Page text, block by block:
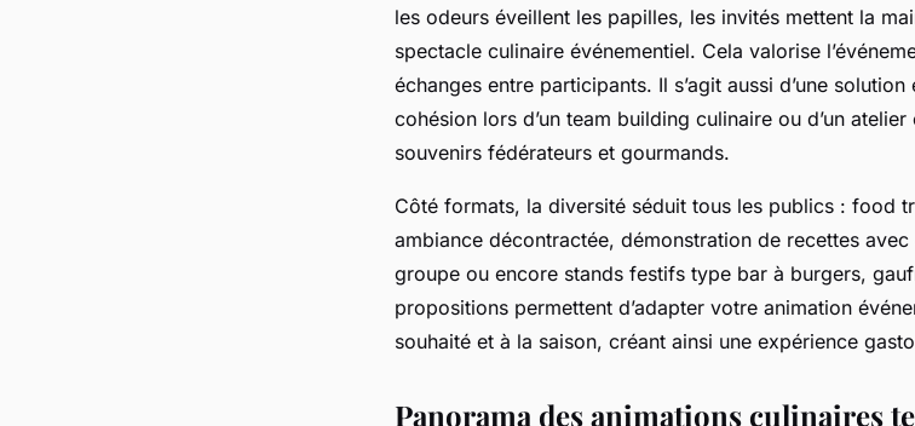
les odeurs éveillent les papilles, les invités mettent la
spectacle culinaire événementiel. Cela valorise
échanges entre participants. Il s’agit aussi d’une
cohésion lors d’un team building culinaire ou d’un
souvenirs fédérateurs et gourmands.
Côté formats, la diversité séduit tous les publics : food
ambiance décontractée, démonstration de recettes
groupe ou encore stands festifs type bar à burgers,
propositions permettent d’adapter votre animation
souhaité et à la saison, créant ainsi une expérience
Panorama des animations culinaires